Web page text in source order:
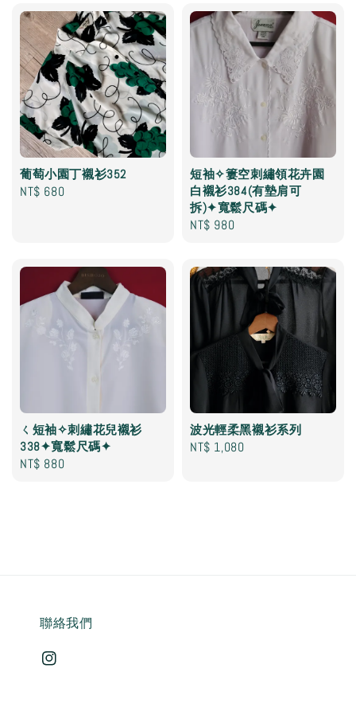
葡萄小園丁襯衫352
Regular
NT$ 680
短袖✧簍空刺繡領花卉園
白襯衫384(有墊肩可
拆)✦寬鬆尺碼✦
Regular
NT$ 980
ㄑ短袖✧刺繡花兒襯衫
338✦寬鬆尺碼✦
Regular
NT$ 880
波光輕柔黑襯衫系列
Regular
NT$ 1,080
聯絡我們